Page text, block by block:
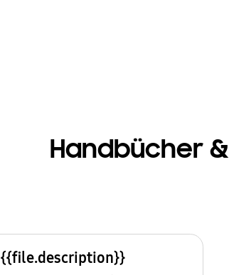
Handbücher
{{file.description}}